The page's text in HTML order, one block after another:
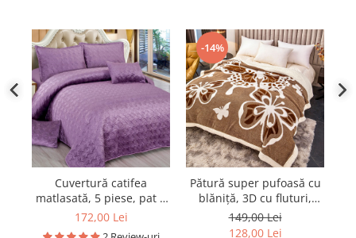
Cuvertură catifea
matlasată, 5 piese, pat 2
persoane, 220x240 cm,
CC06
172,00 Lei
-14%
Pătură super pufoasă cu
blăniță, 3D cu fluturi,
200x230 cm, PUF06
149,00 Lei
128,00 Lei